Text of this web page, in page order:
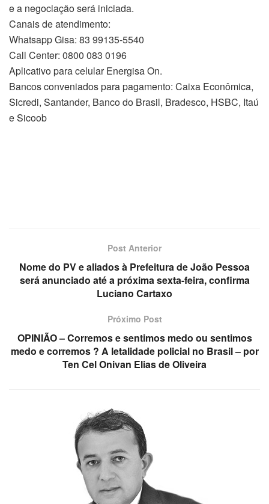
e a negociação será iniciada.
Canais de atendimento:
Whatsapp Gisa: 83 99135-5540
Call Center: 0800 083 0196
Aplicativo para celular Energisa On.
Bancos conveniados para pagamento: Caixa Econômica,
Sicredi, Santander, Banco do Brasil, Bradesco, HSBC, Itaú
e Sicoob
Post Anterior
Nome do PV e aliados à Prefeitura de João Pessoa
será anunciado até a próxima sexta-feira, confirma
Luciano Cartaxo
Próximo Post
OPINIÃO – Corremos e sentimos medo ou sentimos
medo e corremos ? A letalidade policial no Brasil – por
Ten Cel Onivan Elias de Oliveira